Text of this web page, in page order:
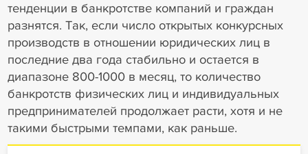
тенденции в банкротстве компаний и граждан
разнятся. Так, если число открытых конкурсных
производств в отношении юридических лиц в
последние два года стабильно и остается в
диапазоне 800-1000 в месяц, то количество
банкротств физических лиц и индивидуальных
предпринимателей продолжает расти, хотя и не
такими быстрыми темпами, как раньше.